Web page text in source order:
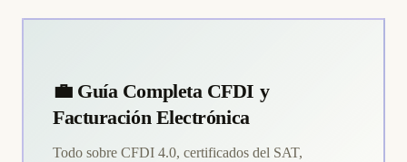
💼 Guía Completa CFDI y
Facturación Electrónica
Todo sobre CFDI 4.0, certificados del SAT,